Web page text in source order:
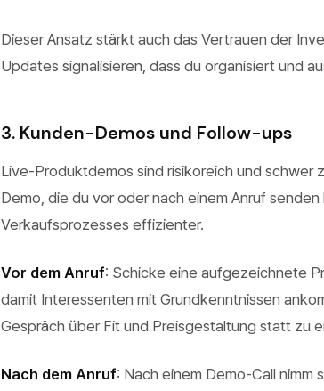
Dieser Ansatz stärkt auch das Vertrauen der
Updates signalisieren, dass du organisiert und
3. Kunden-Demos und Follow-ups
Live-Produktdemos sind risikoreich und schwer
Demo, die du vor oder nach einem Anruf
Verkaufsprozesses effizienter.
Vor dem Anruf: Schicke eine aufgezeichnete
damit Interessenten mit Grundkenntnissen
Gespräch über Fit und Preisgestaltung statt zu
Nach dem Anruf: Nach einem Demo-Call nimm